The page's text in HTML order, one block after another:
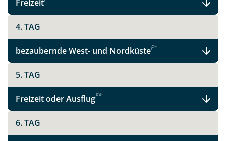
WhatsApp
per E-Mail senden
Link kopieren
Freizeit
4. TAG
bezaubernde West- und NordküsteF*
5. TAG
Freizeit oder AusflugF*
6. TAG